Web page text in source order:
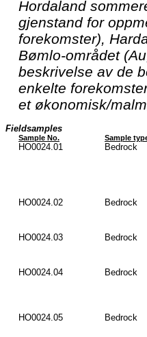
Hordaland
gjenstand for
forekomster),
Bømlo-området
beskrivelse av de
enkelte
et økonomisk/
Fieldsamples
Sample No. Sample
HO0024.01 Bedrock
HO0024.02
Bedrock
HO0024.03
Bedrock
HO0024.04
Bedrock
HO0024.05
Bedrock